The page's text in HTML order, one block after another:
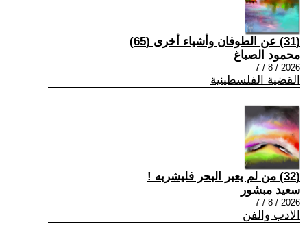
(31) عن الطوفان وأشياء أخرى (65)
محمود الصباغ
2026 / 8 / 7
القضية الفلسطينية
(32) من لم يعبر البحر فليشربه !
سعيد مبشور
2026 / 8 / 7
الادب والفن